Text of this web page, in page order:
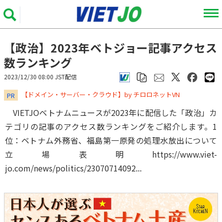
【政治】2023年ベトジョー記事アクセス
数ランキング
2023/12/30 08:00 JST配信
PR ​​​​​​​【ドメイン・サーバー・クラウド】by チロロネットVN
VIETJOベトナムニュースが2023年に配信した「政治」カ
テゴリの記事のアクセス数ランキングをご紹介します。1
位：ベトナム外務省、福島第一原発の処理水放出について
立場表明https://www.viet-
jo.com/news/politics/23070714092...